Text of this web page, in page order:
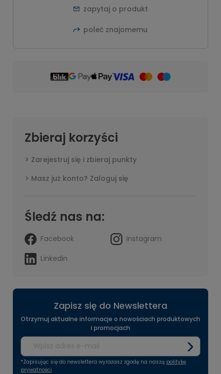
zapytaj o produkt
poleć znajomemu
Zbieraj korzyści
Zarejestruj się i zbieraj punkty
Masz już konto? Zaloguj się
Śledź nas na:
Facebook
Instagram
Linkedin
Zapisz się do Newslettera
Otrzymuj aktualne informacje o nowościach produktowych
i promocjach
*Zapisując się do newslettera wyrażasz zgodę na naszą politykę
prywatności